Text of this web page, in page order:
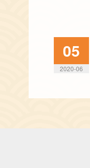
05
2020-06